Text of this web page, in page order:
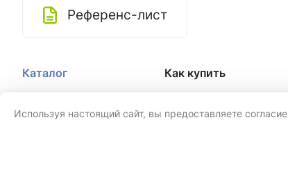
Референс-лист
Каталог
Системы
Как купить
Оплата
Используя настоящий сайт, вы предоставляете согласие